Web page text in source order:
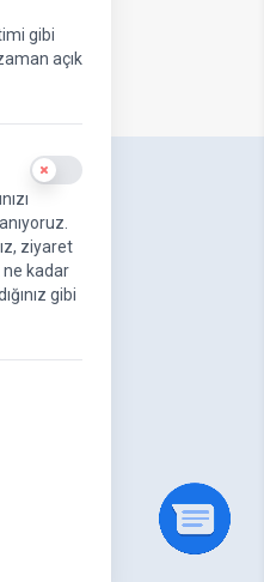
gibi
açık
Use setting
ziyaret
kadar
gibi
Logo
Vizyonumuz
Kurulu